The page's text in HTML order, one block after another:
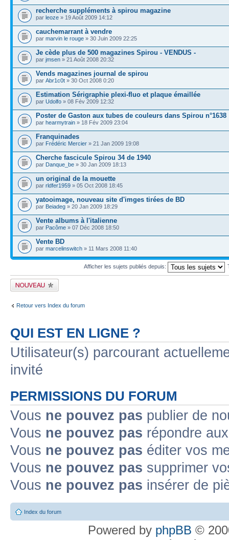
recherche suppléments à spirou magazine
par leoze » 19 Août 2009 14:12
cauchemarrant à vendre
par marvin le rouge » 30 Juin 2009 22:25
Je cède plus de 500 magazines Spirou - VENDUS -
par jmsen » 21 Août 2008 20:32
Vends magazines journal de spirou
par Abr1c0t » 30 Oct 2008 0:20
Estimation Sérigraphie plexi-fluo et plaque émaillée
par Udolfo » 08 Fév 2009 12:32
Poster de Gaston aux tubes de couleurs dans Spirou n°1638
par hearmytrain » 18 Fév 2009 23:04
Franquinades
par Frédéric Mercier » 21 Jan 2009 19:08
Cherche fascicule Spirou 34 de 1940
par Danque_be » 30 Jan 2009 18:13
un original de la mouette
par rldfer1959 » 05 Oct 2008 18:45
yatooimage, nouveau site d'imges tirées de BD
par Beiadeg » 20 Jan 2009 18:29
Vente albums à l'italienne
par Pacôme » 07 Déc 2008 18:50
Vente BD
par marcelinswitch » 11 Mars 2008 11:40
Afficher les sujets publiés depuis:
Publier un nouveau
sujet
Retour vers Index du forum
QUI EST EN LIGNE ?
Utilisateur(s) parcourant
invité
PERMISSIONS DU FORUM
Vous ne pouvez pas publier de
Vous ne pouvez pas répondre
Vous ne pouvez pas éditer vos
Vous ne pouvez pas supprimer
Vous ne pouvez pas insérer de
Index du forum
Powered by phpBB ©